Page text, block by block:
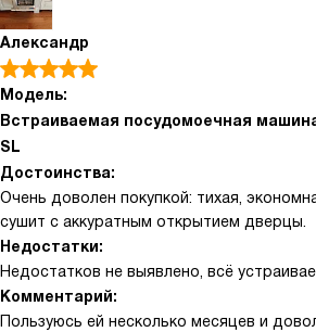
Александр
Модель:
Встраиваемая посудомоечная
SL
Достоинства:
Очень доволен покупкой: тихая,
сушит с аккуратным открытием дверцы.
Недостатки:
Недостатков не выявлено, всё
Комментарий:
Пользуюсь ей несколько месяцев и